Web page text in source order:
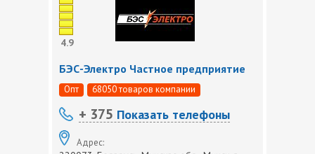
4.9
БЭС-Электро Частное предприятие
Опт 68050 товаров компании
+ 375 Показать телефоны
Адрес: